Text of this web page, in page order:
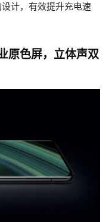
计，有效提升充电速
原色屏，立体声双